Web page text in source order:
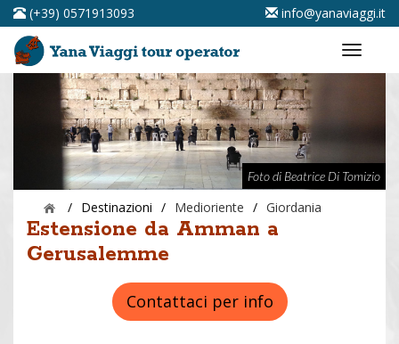
(+39) 0571913093 info@yanaviaggi.it
Foto di Beatrice Di Tomizio
/ Destinazioni / Medioriente / Giordania
Estensione da Amman a
Gerusalemme
Contattaci per info